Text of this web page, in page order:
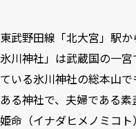
東武野田線「北大宮」駅
氷川神社」は武蔵国の一
ている氷川神社の総本山
ある神社で、夫婦である
姫命（イナダヒメノミコ